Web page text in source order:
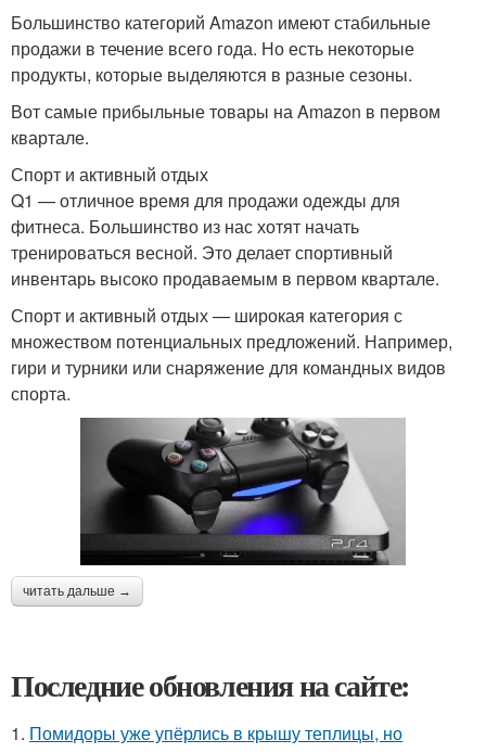
Большинство категорий Amazon имеют стабильные
продажи в течение всего года. Но есть некоторые
продукты, которые выделяются в разные сезоны.
Вот самые прибыльные товары на Amazon в первом
квартале.
Спорт и активный отдых
Q1 — отличное время для продажи одежды для
фитнеса. Большинство из нас хотят начать
тренироваться весной. Это делает спортивный
инвентарь высоко продаваемым в первом квартале.
Спорт и активный отдых — широкая категория с
множеством потенциальных предложений. Например,
гири и турники или снаряжение для командных видов
спорта.
читать дальше →
Последние обновления на сайте:
1. Помидоры уже упёрлись в крышу теплицы, но